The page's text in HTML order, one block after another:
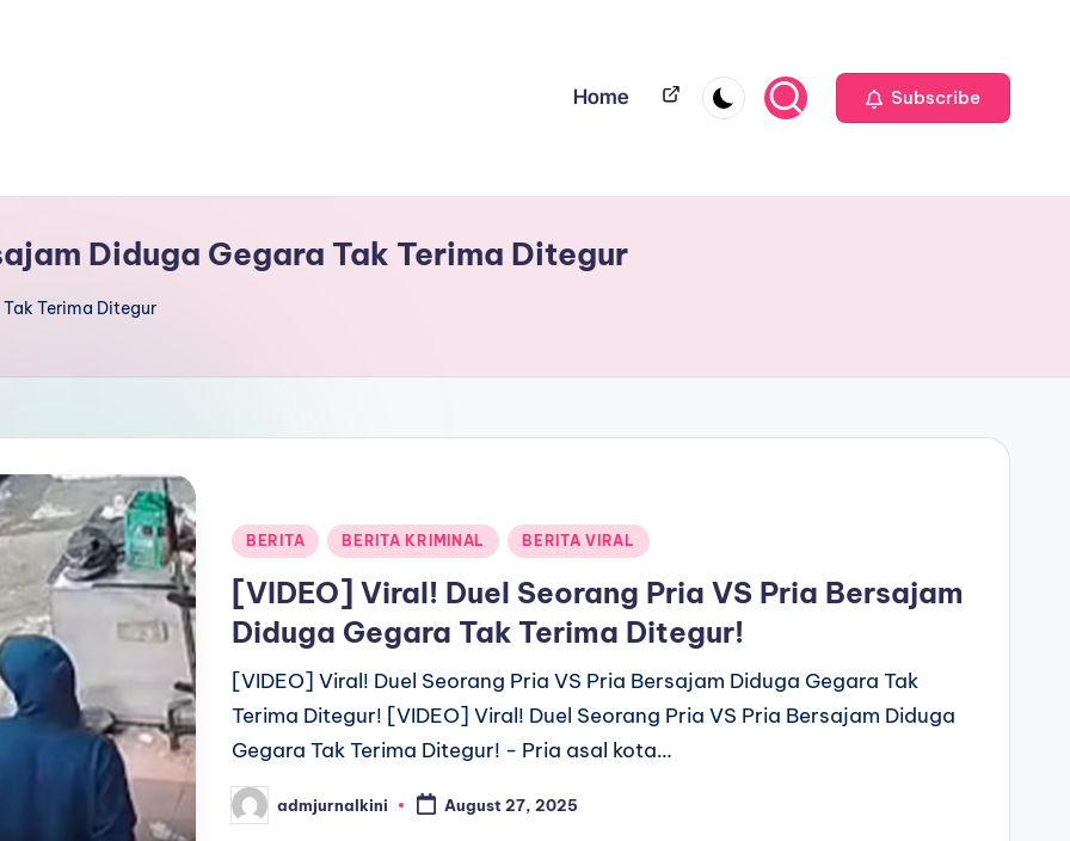
Home Home Subscribe
Diduga Gegara Tak Terima Ditegur
Terima Ditegur
Posted
BERITA BERITA KRIMINAL BERITA VIRAL
[VIDEO] Viral! Duel Seorang Pria VS Pria Bersajam
Diduga Gegara Tak Terima Ditegur!
[VIDEO] Viral! Duel Seorang Pria VS Pria Bersajam Diduga Gegara Tak
Terima Ditegur! [VIDEO] Viral! Duel Seorang Pria VS Pria Bersajam Diduga
Gegara Tak Terima Ditegur! - Pria asal kota…
Posted
by
admjurnalkini August 27, 2025